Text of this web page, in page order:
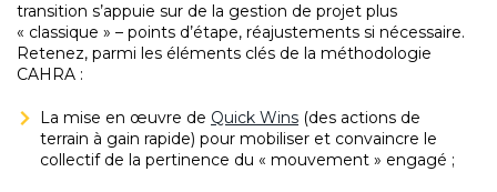
transition s’appuie sur de la gestion de projet plus
« classique » – points d’étape, réajustements si nécessaire.
Retenez, parmi les éléments clés de la méthodologie
CAHRA :
La mise en œuvre de Quick Wins (des actions de
terrain à gain rapide) pour mobiliser et convaincre le
collectif de la pertinence du « mouvement » engagé ;